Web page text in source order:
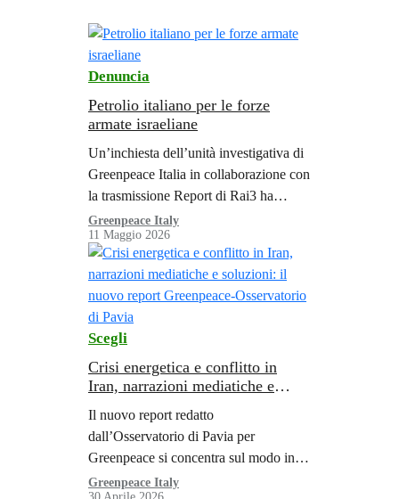
Denuncia
Petrolio italiano per le forze
armate israeliane
Un’inchiesta dell’unità investigativa di
Greenpeace Italia in collaborazione con
la trasmissione Report di Rai3 ha
scoperto almeno 8 spedizioni di
evidenzia il rischio che l’Italia e le
aziende coinvolte possano…
Greenpeace Italy
11 Maggio 2026
Scegli
Crisi energetica e conflitto in
Iran, narrazioni mediatiche e
Greenpeace-Osservatorio di Pavia
Il nuovo report redatto
dall’Osservatorio di Pavia per
Greenpeace si concentra sul modo in
cui la crisi iraniana è stata raccontata
Greenpeace Italy